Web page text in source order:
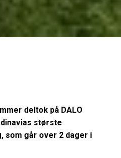
deltok på DALO
største
som går over 2 dager i